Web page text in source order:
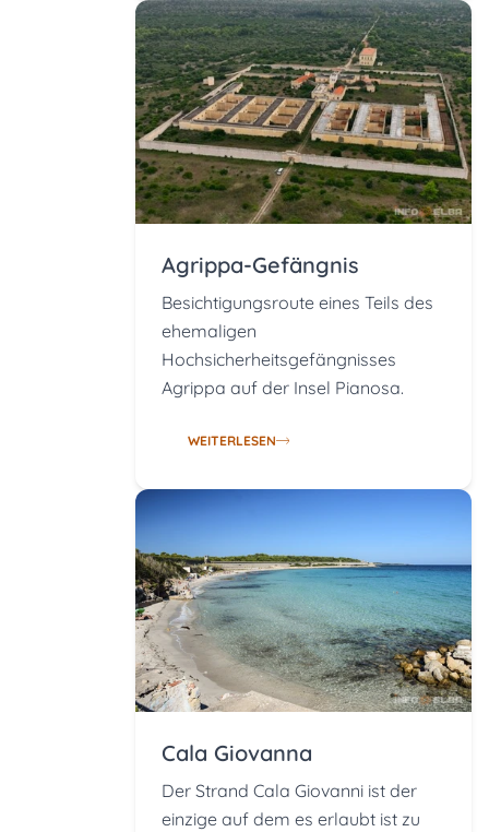
Agrippa-Gefängnis
Besichtigungsroute eines Teils des
ehemaligen
Hochsicherheitsgefängnisses
Agrippa auf der Insel Pianosa.
WEITERLESEN
Cala Giovanna
Der Strand Cala Giovanni ist der
einzige auf dem es erlaubt ist zu